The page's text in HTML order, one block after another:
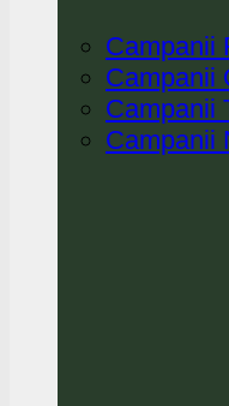
Campanii
Campanii
Campanii
Campanii